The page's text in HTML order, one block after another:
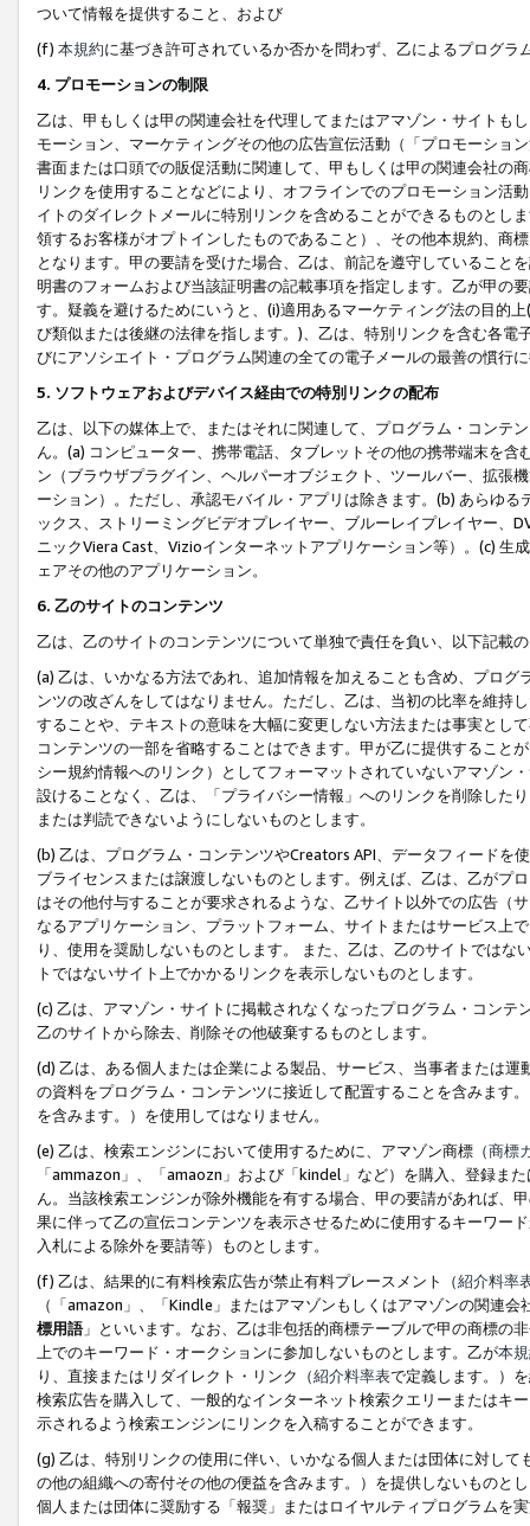
ついて情報を提供すること、および
(f) 本規約に基づき許可されているか否かを問わず、乙によるプログ
4. プロモーションの制限
乙は、甲もしくは甲の関連会社を代理してまたはアマゾン・サイトも
モーション、マーケティングその他の広告宣伝活動（「プロモーショ
書面または口頭での販促活動に関連して、甲もしくは甲の関連会社の
リンクを使用することなどにより、オフラインでのプロモーション活
イトのダイレクトメールに特別リンクを含めることができるものとし
領するお客様がオプトインしたものであること）、その他本規約、商
となります。甲の要請を受けた場合、乙は、前記を遵守していること
明書のフォームおよび当該証明書の記載事項を指定します。乙が甲の
す。疑義を避けるためにいうと、(i)適用あるマーケティング法の目的
び類似または後継の法律を指します。)、乙は、特別リンクを含む各
びにアソシエイト・プログラム関連の全ての電子メールの最善の慣行
5. ソフトウェアおよびデバイス経由での特別リンクの配布
乙は、以下の媒体上で、またはそれに関連して、プログラム・コンテ
ん。(a) コンピューター、携帯電話、タブレットその他の携帯端末を
ン（ブラウザプラグイン、ヘルパーオブジェクト、ツールバー、拡張
ーション）。ただし、承認モバイル・アプリは除きます。(b) あらゆ
ックス、ストリーミングビデオプレイヤー、ブルーレイプレイヤー、
ニックViera Cast、Vizioインターネットアプリケーション等）。(c)
ェアその他のアプリケーション。
6. 乙のサイトのコンテンツ
乙は、乙のサイトのコンテンツについて単独で責任を負い、以下記載
(a) 乙は、いかなる方法であれ、追加情報を加えることも含め、プロ
ンツの改ざんをしてはなりません。ただし、乙は、当初の比率を維持
することや、テキストの意味を大幅に変更しない方法または事実とし
コンテンツの一部を省略することはできます。甲が乙に提供すること
シー規約情報へのリンク）としてフォーマットされていないアマゾン
設けることなく、乙は、「プライバシー情報」へのリンクを削除した
または判読できないようにしないものとします。
(b) 乙は、プログラム・コンテンツやCreators API、データフィード
ブライセンスまたは譲渡しないものとします。例えば、乙は、乙がプ
はその他付与することが要求されるような、乙サイト以外での広告（
なるアプリケーション、プラットフォーム、サイトまたはサービス上
り、使用を奨励しないものとします。 また、乙は、乙のサイトでは
トではないサイト上でかかるリンクを表示しないものとします。
(c) 乙は、アマゾン・サイトに掲載されなくなったプログラム・コン
乙のサイトから除去、削除その他破棄するものとします。
(d) 乙は、ある個人または企業による製品、サービス、当事者または
の資料をプログラム・コンテンツに接近して配置することを含みます
を含みます。）を使用してはなりません。
(e) 乙は、検索エンジンにおいて使用するために、アマゾン商標（商標
「ammazon」、「amaozn」および「kindel」など）を購入、登録ま
ん。当該検索エンジンが除外機能を有する場合、甲の要請があれば、
果に伴って乙の宣伝コンテンツを表示させるために使用するキーワー
入札による除外を要請等）ものとします。
(f) 乙は、結果的に有料検索広告が禁止有料プレースメント（紹介料率
（「amazon」、「Kindle」またはアマゾンもしくはアマゾンの関連
標用語」といいます。なお、乙は非包括的商標テーブルで甲の商標の
上でのキーワード・オークションに参加しないものとします。乙が本
り、直接またはリダイレクト・リンク（紹介料率表で定義します。）
検索広告を購入して、一般的なインターネット検索クエリーまたはキ
示されるよう検索エンジンにリンクを入稿することができます。
(g) 乙は、特別リンクの使用に伴い、いかなる個人または団体に対し
の他の組織への寄付その他の便益を含みます。）を提供しないものと
個人または団体に奨励する「報奨」またはロイヤルティプログラムを